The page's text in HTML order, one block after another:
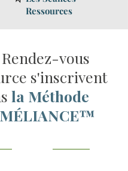
Ressources
vous
s'inscrivent
la Méthode